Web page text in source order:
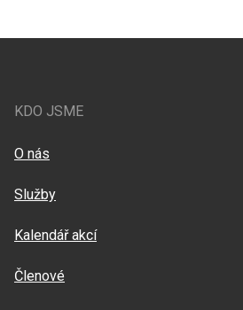
KDO JSME
O nás
Služby
Kalendář akcí
Členové